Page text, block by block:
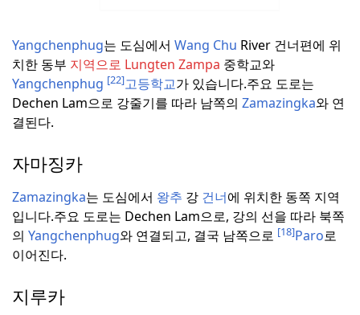
Yangchenphug는 도심에서 Wang Chu River 건너편에 위
치한 동부 지역으로 Lungten Zampa 중학교와
Yangchenphug [22]고등학교가 있습니다.주요 도로는
Dechen Lam으로 강줄기를 따라 남쪽의 Zamazingka와 연
결된다.
자마징카
Zamazingka는 도심에서 왕추 강 건너에 위치한 동쪽 지역
입니다.주요 도로는 Dechen Lam으로, 강의 선을 따라 북쪽
의 Yangchenphug와 연결되고, 결국 남쪽으로 [18]Paro로
이어진다.
지루카